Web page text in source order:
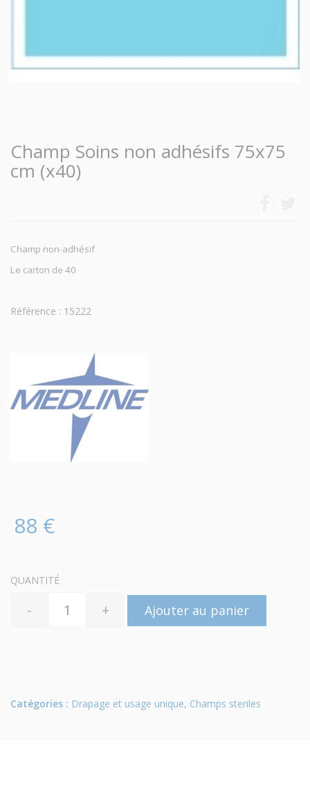
Champ Soins non adhésifs 75x75
cm (x40)
Champ non-adhésif
Le carton de 40
Référence : 15222
88 €
QUANTITÉ
- + Ajouter au panier
Catégories : Drapage et usage unique, Champs steriles